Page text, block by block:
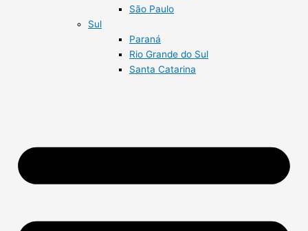
São Paulo
Sul
Paraná
Rio Grande do Sul
Santa Catarina